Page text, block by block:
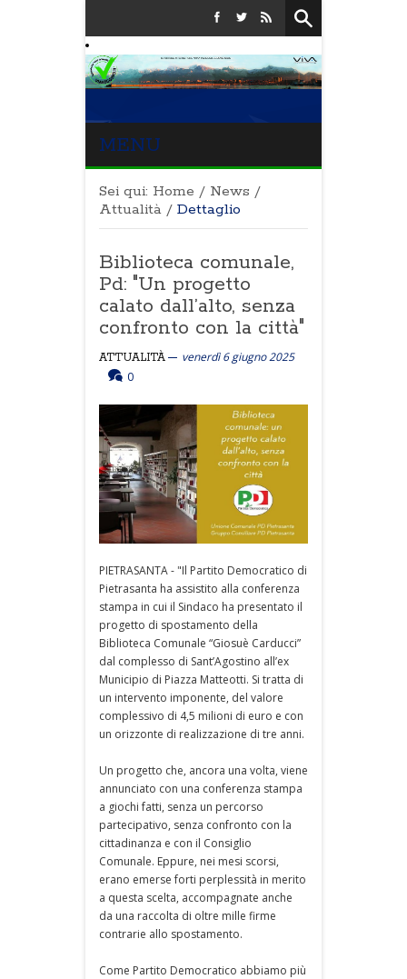
MENU
Sei qui: Home / News /
Attualità / Dettaglio
Biblioteca comunale,
Pd: "Un progetto
calato dall’alto, senza
confronto con la città"
ATTUALITÀ
venerdì 6 giugno 2025
0
PIETRASANTA - "Il Partito Democratico di
Pietrasanta ha assistito alla conferenza
stampa in cui il Sindaco ha presentato il
progetto di spostamento della
Biblioteca Comunale “Giosuè Carducci”
dal complesso di Sant’Agostino all’ex
Municipio di Piazza Matteotti. Si tratta di
un intervento imponente, del valore
complessivo di 4,5 milioni di euro e con
un orizzonte di realizzazione di tre anni.
Un progetto che, ancora una volta, viene
annunciato con una conferenza stampa
a giochi fatti, senza un percorso
partecipativo, senza confronto con la
cittadinanza e con il Consiglio
Comunale. Eppure, nei mesi scorsi,
erano emerse forti perplessità in merito
a questa scelta, accompagnate anche
da una raccolta di oltre mille firme
contrarie allo spostamento.
Come Partito Democratico abbiamo più